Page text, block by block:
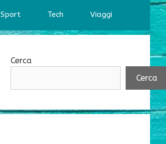
Sport Tech Viaggi
Cerca
Cerca